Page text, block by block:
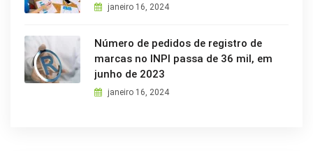
janeiro 16, 2024
Número de pedidos de registro de
marcas no INPI passa de 36 mil, em
junho de 2023
janeiro 16, 2024